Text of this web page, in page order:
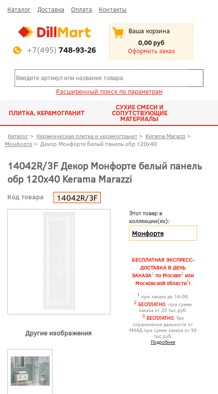
Каталог Доставка Оплата Контакты
+7(495) 748-93-26
Ваша корзина
0,00 руб
Оформить заказ
Расширенный поиск по параметрам
ПЛИТКА, КЕРАМОГРАНИТ
СУХИЕ СМЕСИ И
СОПУТСТВУЮЩИЕ
МАТЕРИАЛЫ
Каталог > Керамическая плитка и керамогранит > Kerama Marazzi >
Монфорте > Декор Монфорте белый панель обр 120x40
14042R/3F Декор Монфорте белый панель
обр 120x40 Kerama Marazzi
Код товара 14042R/3F
Другие изображения
Этот товар в
коллекции(ях):
Монфорте
БЕСПЛАТНАЯ ЭКСПРЕСС-
ДОСТАВКА В ДЕНЬ
ЗАКАЗА1 по Москве2 или
Московской области3!
1 при заказе до 14-00.
2 БЕСПЛАТНО, при сумме
заказа от 20 тыс.руб.
3 БЕСПЛАТНО, без
ограничения дальности от
МКАД при сумме заказа от 30
тыс.руб.
Подробнее